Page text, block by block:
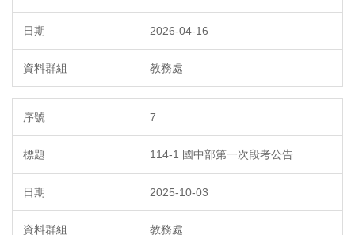
2026-04-16
教務處
7
114-1 國中部第一次段考公告
2025-10-03
教務處